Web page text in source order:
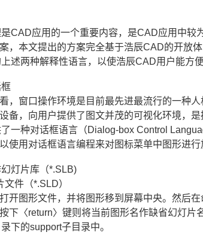
是CAD应用的一个重要内容，是CAD应用中较
，本文提出的方案完全基于浩辰CAD的开放
述两种解释性语言，以使浩辰CAD用户能方便
，窗口操作环境是目前最先进最流行的一种
备，向用户提供了图文并茂的可视化环境，是
一种对话框语言（Dialog-box Control
使用对话框语言编程来对图标菜单中图形进
灯片库（*.SLB)
件（*.SLD）
开图形文件，并将图形移到屏幕中央。然后
下〈return〉键则将当前图形名作缺省幻灯
下的support子目录中。